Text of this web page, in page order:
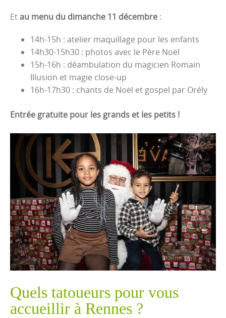
Etau menu du dimanche 11 décembre :
14h-15h : atelier maquillage pour les enfants
14h30-15h30 : photos avec le Père Noël
15h-16h : déambulation du magicien Romain
Illusion et magie close-up
16h-17h30 : chants de Noël et gospel par Orély
Entrée gratuite pour les grands et les petits !
Quels tatoueurs pour vous
accueillir à Rennes ?